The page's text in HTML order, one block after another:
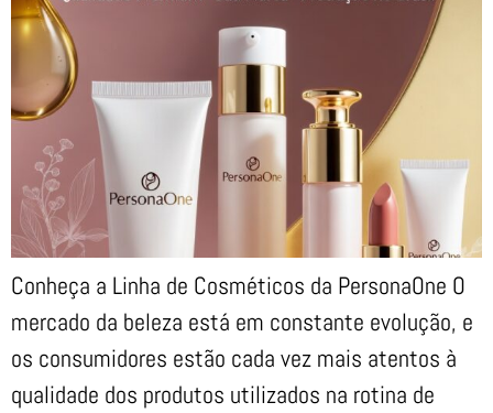
Conheça a Linha de Cosméticos da PersonaOne O
mercado da beleza está em constante evolução, e
os consumidores estão cada vez mais atentos à
qualidade dos produtos utilizados na rotina de